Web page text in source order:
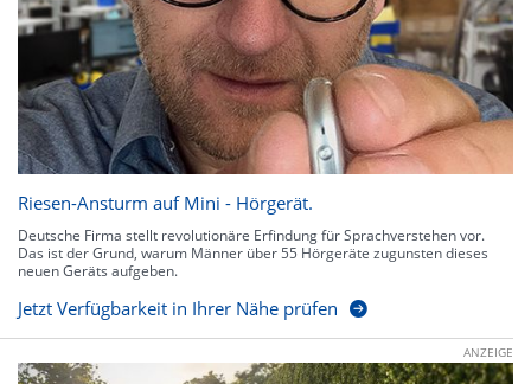
Riesen-Ansturm auf Mini - Hörgerät.
Deutsche Firma stellt revolutionäre Erfindung für Sprachverstehen vor.
Das ist der Grund, warum Männer über 55 Hörgeräte zugunsten dieses
neuen Geräts aufgeben.
Jetzt Verfügbarkeit in Ihrer Nähe prüfen
ANZEIGE